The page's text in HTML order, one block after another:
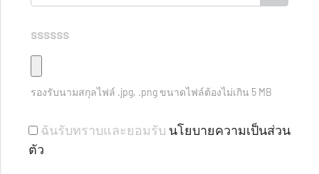
ssssss
รองรับนามสกุลไฟล์ .jpg, .pngขนาดไฟล์ต้องไม่เกิน 5 MB
ฉันรับทราบและยอมรับ นโยบายความเป็นส่วน
ตัว